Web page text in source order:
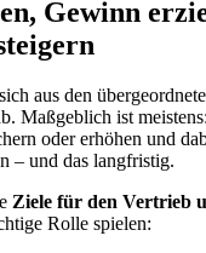
Gewinn
aus den
Maßgeblich ist
oder erhöhen und
– und das langfristig.
Ziele für den Vertrieb
Rolle spielen: